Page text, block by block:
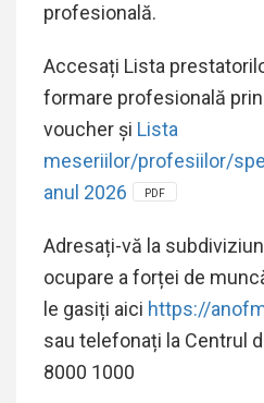
profesională.
Accesați Lista
formare profesională
voucher și Lista
meseriilor/profesiilor/
anul 2026
PDF
Adresați-vă la
ocupare a forței de
le gasiți aici https://
sau telefonați la Centrul
8000 1000